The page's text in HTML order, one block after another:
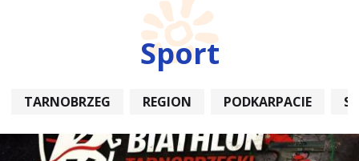
Sport
TARNOBRZEG REGION PODKARPACIE